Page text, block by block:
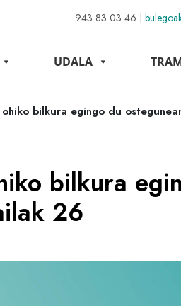
943 83 03 46 |
UDALA
bilkura egingo du
bilkura
26